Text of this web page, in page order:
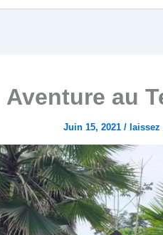
Aventure au
Juin 15, 2021 /